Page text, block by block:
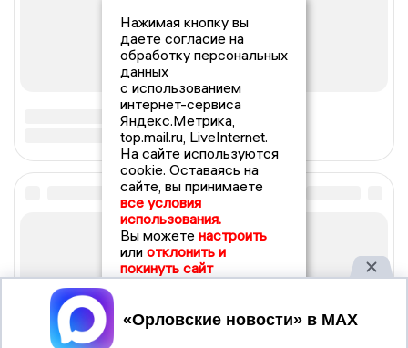
Нажимая кнопку вы
даете согласие на
обработку персональных
данных
с использованием
интернет-сервиса
Яндекс.Метрика,
top.mail.ru, LiveInternet.
На сайте используются
cookie. Оставаясь на
сайте, вы принимаете
все условия
использования.
Вы можете настроить
или отклонить и
покинуть сайт
Принять